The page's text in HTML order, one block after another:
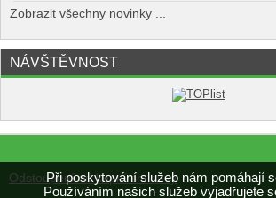
Zobrazit všechny novinky ...
NÁVŠTĚVNOST
Odstoupení od kupní smlouvy
Při poskytování služeb nám pomáhají
Používáním našich služeb vyjadřujete